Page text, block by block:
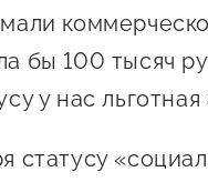
бы 100 тысяч
у нас
статусу